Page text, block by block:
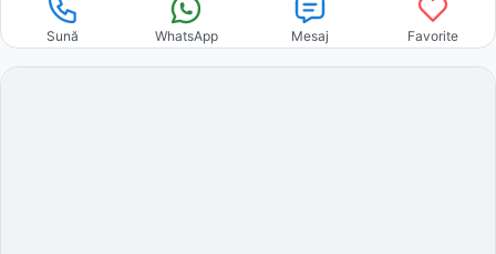
Sună WhatsApp Mesaj Favorite